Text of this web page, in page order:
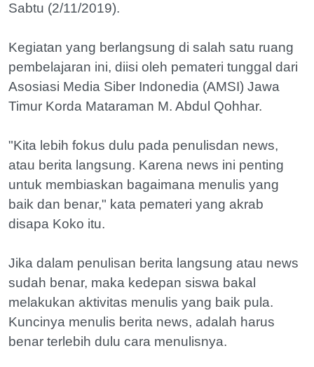
Sabtu (2/11/2019).
Kegiatan yang berlangsung di salah satu ruang
pembelajaran ini, diisi oleh pemateri tunggal dari
Asosiasi Media Siber Indonedia (AMSI) Jawa
Timur Korda Mataraman M. Abdul Qohhar.
"Kita lebih fokus dulu pada penulisdan news,
atau berita langsung. Karena news ini penting
untuk membiaskan bagaimana menulis yang
baik dan benar," kata pemateri yang akrab
disapa Koko itu.
Jika dalam penulisan berita langsung atau news
sudah benar, maka kedepan siswa bakal
melakukan aktivitas menulis yang baik pula.
Kuncinya menulis berita news, adalah harus
benar terlebih dulu cara menulisnya.